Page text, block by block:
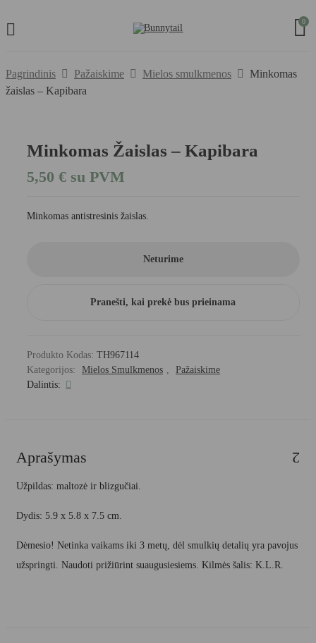
0
Pagrindinis Pažaiskime Mielos smulkmenos
Minkomas
žaislas – Kapibara
Minkomas Žaislas – Kapibara
5,50 € su PVM
Minkomas antistresinis žaislas.
Neturime
Pranešti, kai prekė bus prieinama
Produkto Kodas: TH967114
Kategorijos:
Mielos Smulkmenos ,
Pažaiskime
Dalintis:
Aprašymas
Užpildas: maltozė ir blizgučiai.
Dydis: 5.9 x 5.8 x 7.5 cm.
Dėmesio! Netinka vaikams iki 3 metų, dėl smulkių detalių yra pavojus
užspringti. Naudoti prižiūrint suaugusiesiems. Kilmės šalis: K.L.R.